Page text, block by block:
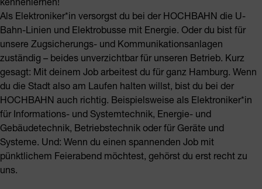
Als Elektroniker*in versorgst du bei der HOCHBAHN die U-
Bahn-Linien und Elektrobusse mit Energie. Oder du bist für
unsere Zugsicherungs- und Kommunikationsanlagen
zuständig – beides unverzichtbar für unseren Betrieb. Kurz
gesagt: Mit deinem Job arbeitest du für ganz Hamburg. Wenn
du die Stadt also am Laufen halten willst, bist du bei der
HOCHBAHN auch richtig. Beispielsweise als Elektroniker*in
für Informations- und Systemtechnik, Energie- und
Gebäudetechnik, Betriebstechnik oder für Geräte und
Systeme. Und: Wenn du einen spannenden Job mit
pünktlichem Feierabend möchtest, gehörst du erst recht zu
uns.